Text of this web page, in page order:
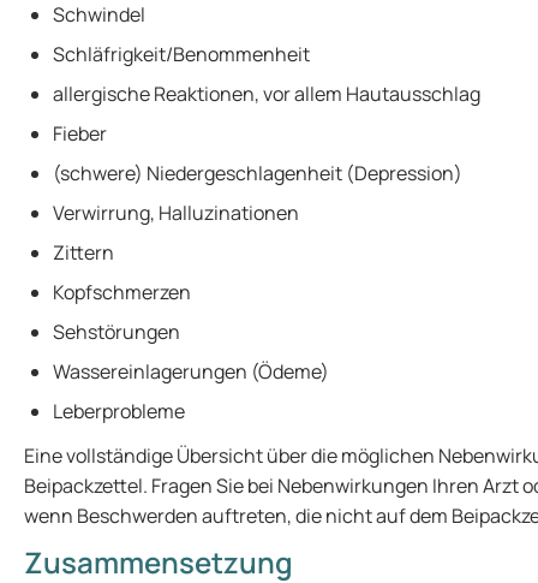
Schwindel
Schläfrigkeit/Benommenheit
allergische Reaktionen, vor allem Hautausschlag
Fieber
(schwere) Niedergeschlagenheit (Depression)
Verwirrung, Halluzinationen
Zittern
Kopfschmerzen
Sehstörungen
Wassereinlagerungen (Ödeme)
Leberprobleme
Eine vollständige Übersicht über die möglichen
Beipackzettel. Fragen Sie bei Nebenwirkungen Ihren Arzt
wenn Beschwerden auftreten, die nicht auf dem
Zusammensetzung